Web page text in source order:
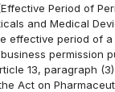
Period of
and Medical
effective period of
permission
13, paragraph
Act on